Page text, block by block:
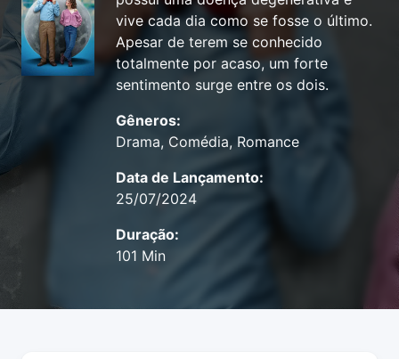
vive cada dia como se fosse o último.
Apesar de terem se conhecido
totalmente por acaso, um forte
sentimento surge entre os dois.
Gêneros:
Drama, Comédia, Romance
Data de Lançamento:
25/07/2024
Duração:
101 Min